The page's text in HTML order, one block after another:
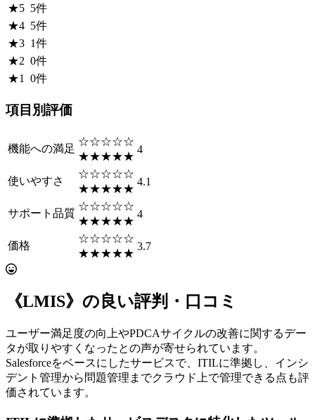
★5 5件
★4 5件
★3 1件
★2 0件
★1 0件
項目別評価
機能への満足
☆☆☆☆☆
★★★★★
4
使いやすさ
☆☆☆☆☆
★★★★★
4.1
サポート品質
☆☆☆☆☆
★★★★★
4
価格
☆☆☆☆☆
★★★★★
3.7
《LMIS》の良い評判・口コミ
ユーザー満足度の向上やPDCAサイクルの改善に関するデー
タが取りやすくなったとの声が寄せられています。
Salesforceをベースにしたサービスで、ITILに準拠し、インシ
デント管理から問題管理までクラウド上で管理できる点も評
価されています。